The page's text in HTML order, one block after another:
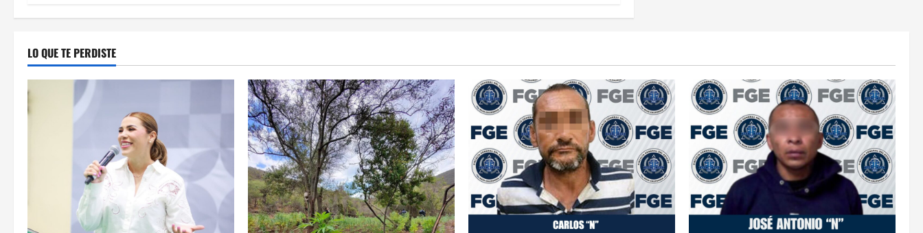
LO QUE TE PERDISTE